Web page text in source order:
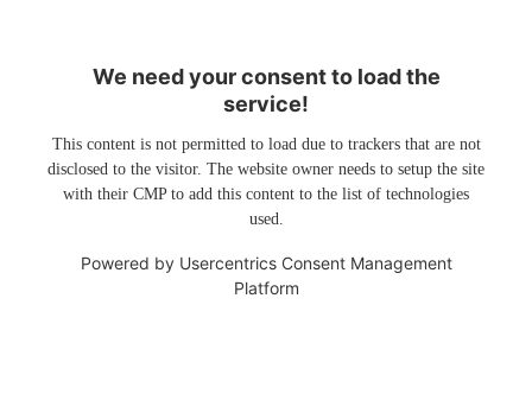
We need your consent to load the
service!
This content is not permitted to load due to trackers that are not
disclosed to the visitor. The website owner needs to setup the site
with their CMP to add this content to the list of technologies
used.
Powered by Usercentrics Consent Management
Platform